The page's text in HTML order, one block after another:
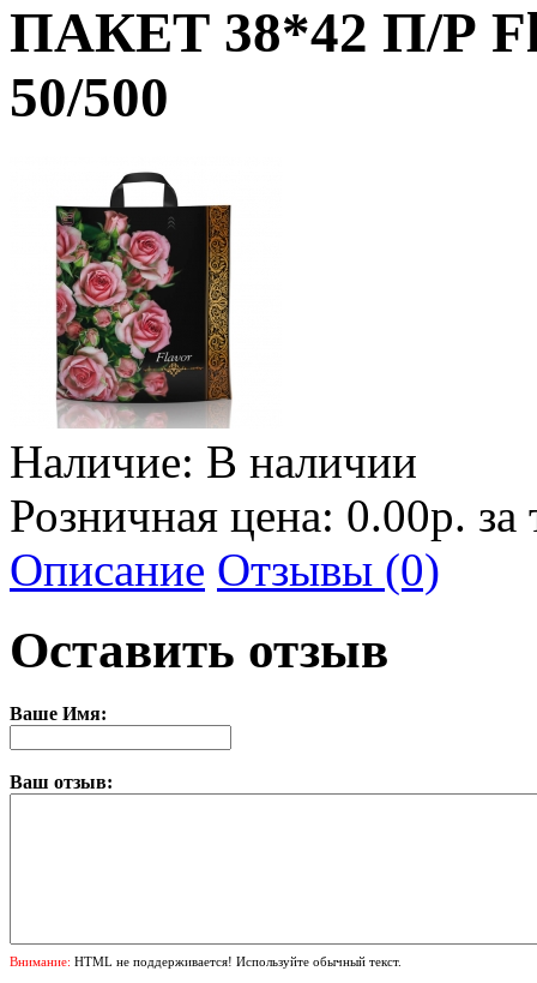
ПАКЕТ 38*42 П/Р
50/500
Наличие: В наличии
Розничная цена: 0.00р.
Описание Отзывы (0)
Оставить отзыв
Ваше Имя:
Ваш отзыв:
Внимание: HTML не поддерживается! Используйте обычный текст.